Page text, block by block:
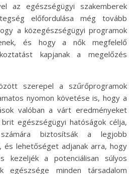
az egészségügyi szakemberek
előfordulása még tovább
a közegészségügyi programok
és hogy a nők megfelelő
kapjanak a megelőzés
szerepel a szűrőprogramok
nyomon követése is, hogy a
valóban a várt eredményeket
egészségügyi hatóságok célja,
biztosítsák a legjobb
és lehetőséget adjanak arra, hogy
kezeljék a potenciálisan súlyos
egészsége minden társadalom